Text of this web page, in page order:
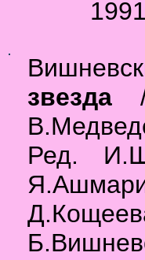
звезда /
Ред.